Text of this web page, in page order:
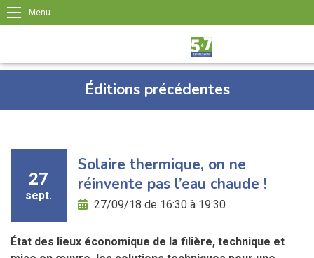
Menu
Éditions précédentes
27
sept.
Solaire thermique, on ne
réinvente pas l’eau chaude !
27/09/18 de 16:30 à 19:30
État des lieux économique de la filière, technique et